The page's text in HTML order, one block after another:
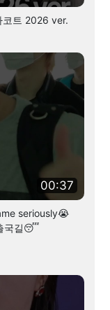
코트 2026 ver.
00:37
seriously😭
국길😴